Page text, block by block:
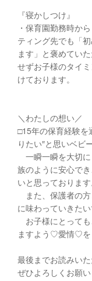
『寝かしつけ』
・保育園勤務時か
ティング先でも「
ます」と褒めてい
せずお子様のタイ
けております。
＼わたしの想い／
□︎15年の保育経験を
りたい″と思いベビ
一瞬一瞬を大切
族のように安心で
いと思っております
また、保護者の
に味わっていきたい
お子様にとって
ますよう♡愛情♡を
最後までお読みい
ぜひよろしくお願